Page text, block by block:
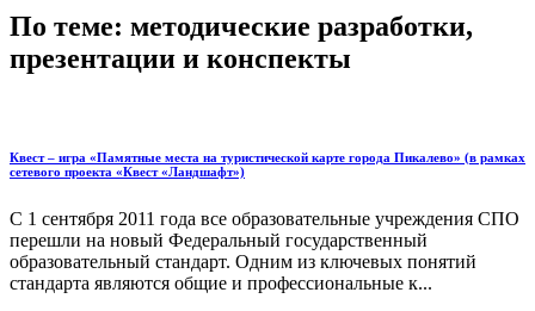
По теме: методические разработки,
презентации и конспекты
Квест – игра «Памятные места на туристической карте города Пикалево» (в рамках
сетевого проекта «Квест «Ландшафт»)
С 1 сентября 2011 года все образовательные учреждения СПО
перешли на новый Федеральный государственный
образовательный стандарт. Одним из ключевых понятий
стандарта являются общие и профессиональные к...